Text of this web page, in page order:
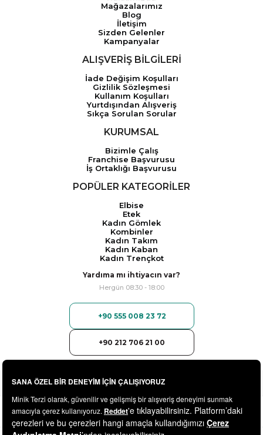
Mağazalarımız
Blog
İletişim
Sizden Gelenler
Kampanyalar
ALIŞVERİŞ BİLGİLERİ
İade Değişim Koşulları
Gizlilik Sözleşmesi
Kullanım Koşulları
Yurtdışından Alışveriş
Sıkça Sorulan Sorular
KURUMSAL
Bizimle Çalış
Franchise Başvurusu
İş Ortaklığı Başvurusu
POPÜLER KATEGORİLER
Elbise
Etek
Kadın Gömlek
Kombinler
Kadın Takım
Kadın Kaban
Kadın Trençkot
Yardıma mı ihtiyacın var?
Hergün 08:30 - 18:00
+90 555 008 23 72
+90 212 706 21 00
© 2025minikterzi.com - Tüm Hakları Saklıdır.